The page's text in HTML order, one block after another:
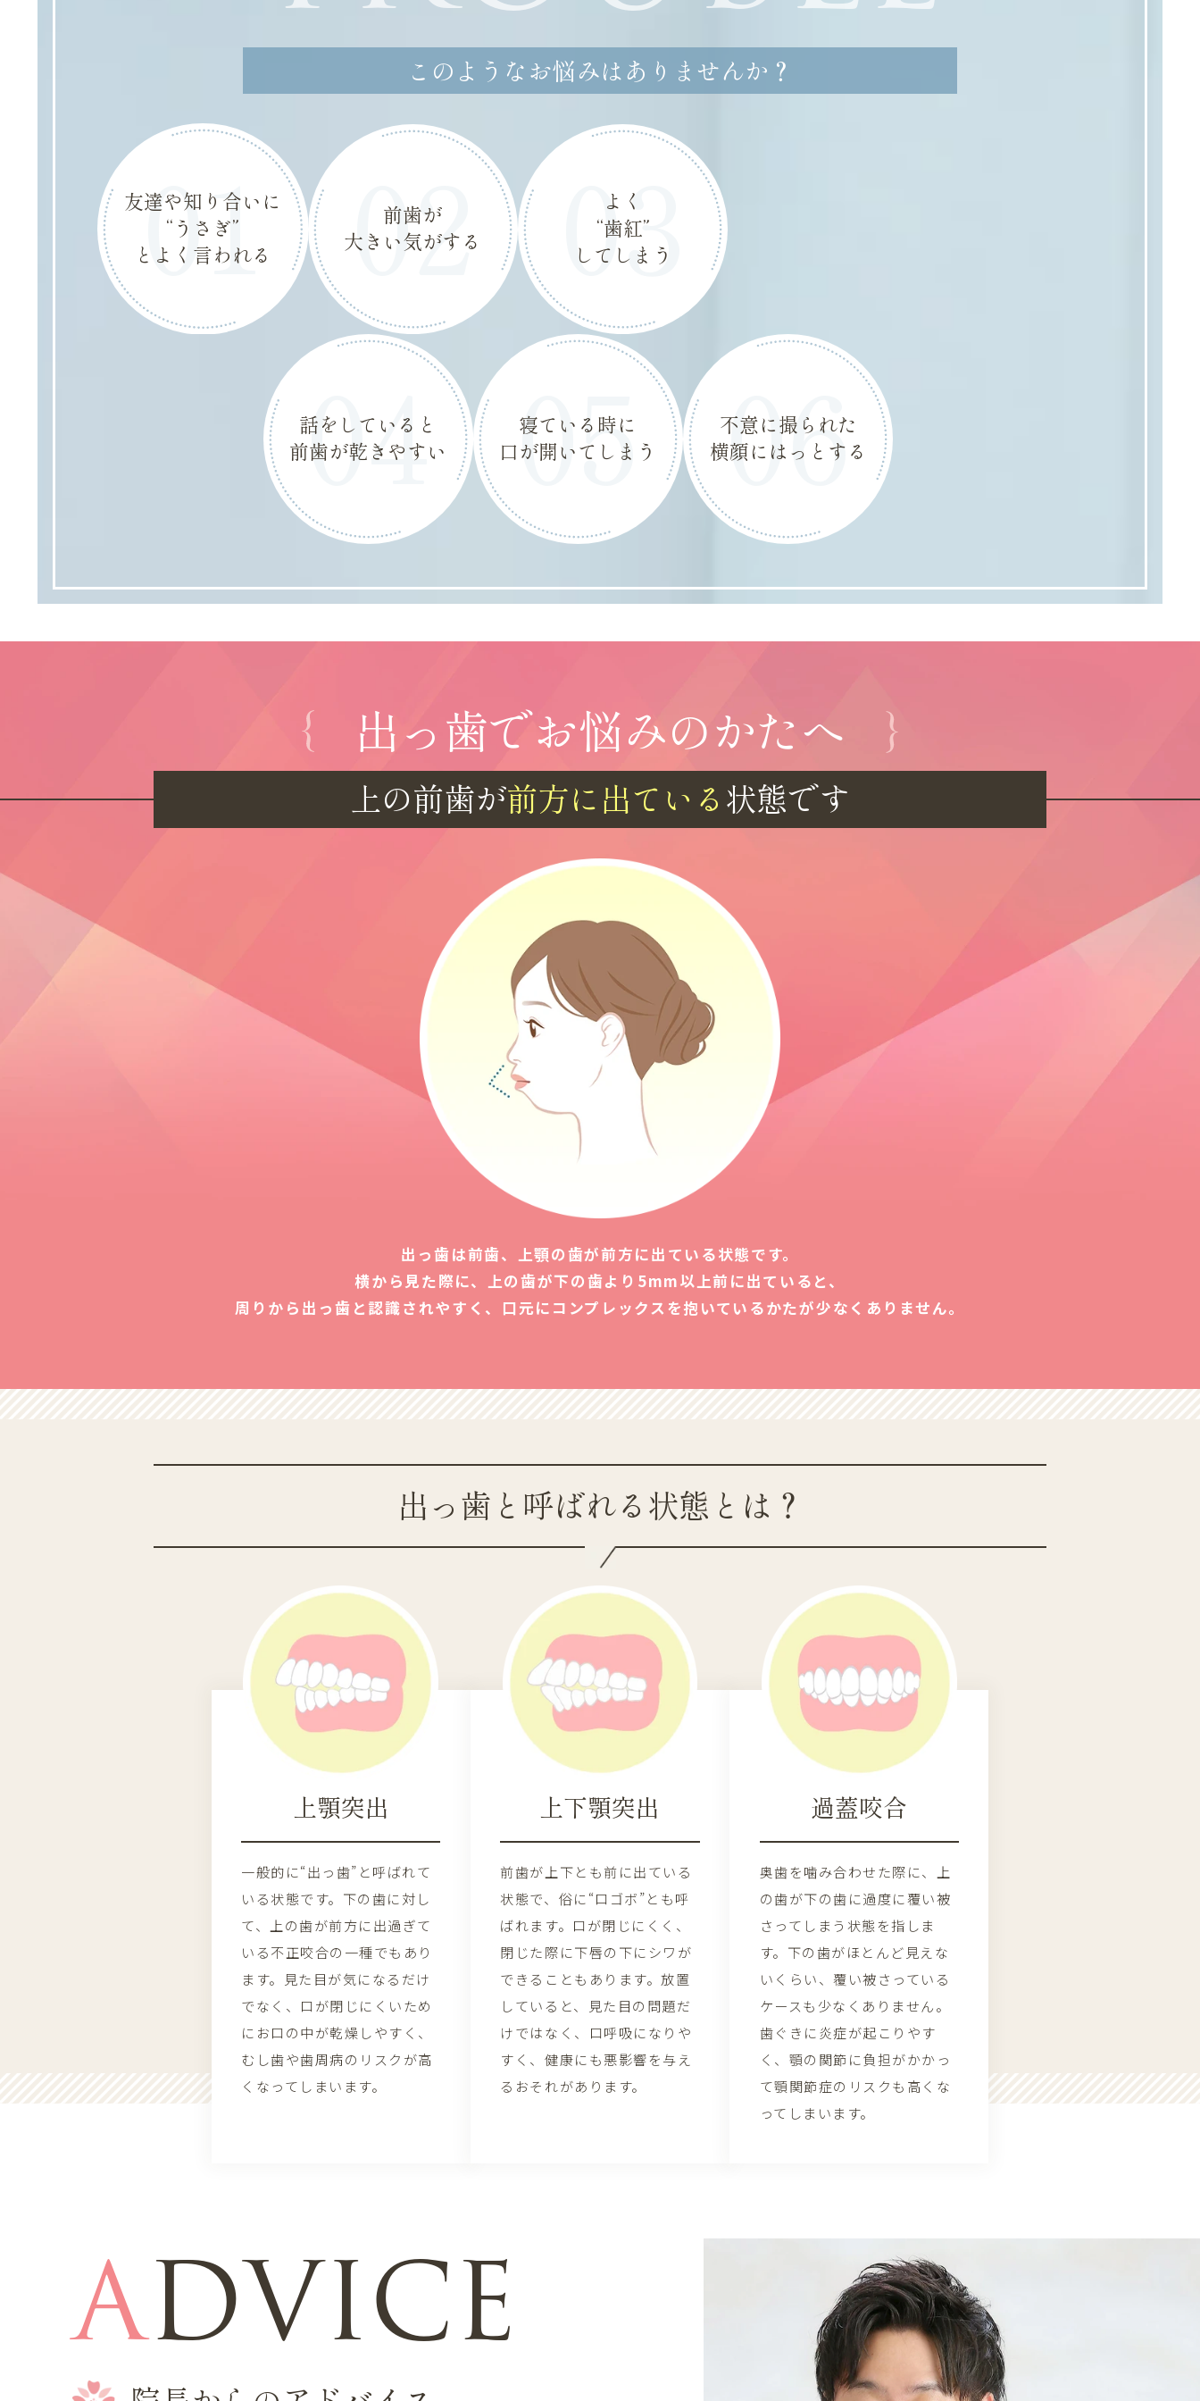
このようなお悩みはありませんか？
01
友達や知り合いに
“うさぎ”
とよく言われる
02
前歯が
大きい気がする
03
よく
“歯紅”
してしまう
04
話をしていると
前歯が乾きやすい
05
寝ている時に
口が開いてしまう
06
不意に撮られた
横顔にはっとする
出っ歯でお悩みのかたへ
上の前歯が前方に出ている 状態です
出っ歯は前歯、上顎の歯が前方に出ている状態です。
横から見た際に、上の歯が下の歯より5mm以上前に出ていると、
周りから出っ歯と認識されやすく、口元にコンプレックスを抱いているかたが少なくありません。
出っ歯と 呼ばれる状態とは？
上顎突出
一般的に“出っ歯”と呼ばれて
いる状態です。下の歯に対し
て、上の歯が前方に出過ぎて
いる不正咬合の一種でもあり
ます。見た目が気になるだけ
でなく、口が閉じにくいため
にお口の中が乾燥しやすく、
むし歯や歯周病のリスクが高
くなってしまいます。
上下顎突出
前歯が上下とも前に出ている
状態で、俗に“口ゴボ”とも呼
ばれます。口が閉じにくく、
閉じた際に下唇の下にシワが
できることもあります。放置
していると、見た目の問題だ
けではなく、口呼吸になりや
すく、健康にも悪影響を与え
るおそれがあります。
過蓋咬合
奥歯を噛み合わせた際に、上
の歯が下の歯に過度に覆い被
さってしまう状態を指しま
す。下の歯がほとんど見えな
いくらい、覆い被さっている
ケースも少なくありません。
歯ぐきに炎症が起こりやす
く、顎の関節に負担がかかっ
て顎関節症のリスクも高くな
ってしまいます。
ADVICE